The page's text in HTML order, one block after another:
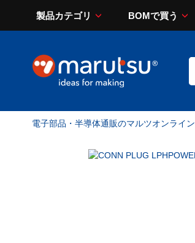
製品カテゴリ BOMで買う
電子部品・半導体通販のマルツオンライン